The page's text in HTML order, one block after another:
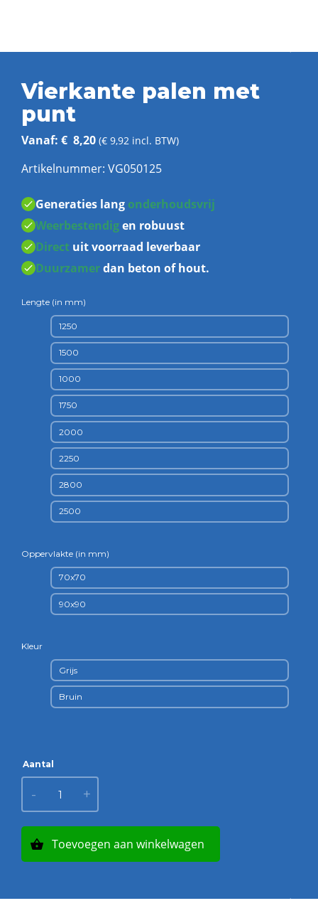
Vierkante palen met
punt
Vanaf: € 8,20 (€ 9,92 incl. BTW)
Lengte (in mm)
1250
1500
1000
1750
2000
2250
2800
2500
Oppervlakte (in mm)
70x70
90x90
Kleur
Grijs
Bruin
-
Vierkante
palen met
+
Toevoegen aan winkelwagen
Artikelnummer: VG050125
Generaties lang onderhoudsvrij
Weerbestendigen robuust
Direct uit voorraad leverbaar
Duurzamerdan beton of hout.